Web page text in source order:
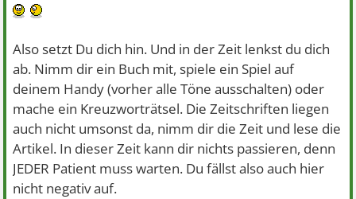
Also setzt Du dich hin. Und in der Zeit lenkst du dich
ab. Nimm dir ein Buch mit, spiele ein Spiel auf
deinem Handy (vorher alle Töne ausschalten) oder
mache ein Kreuzworträtsel. Die Zeitschriften liegen
auch nicht umsonst da, nimm dir die Zeit und lese die
Artikel. In dieser Zeit kann dir nichts passieren, denn
JEDER Patient muss warten. Du fällst also auch hier
nicht negativ auf.